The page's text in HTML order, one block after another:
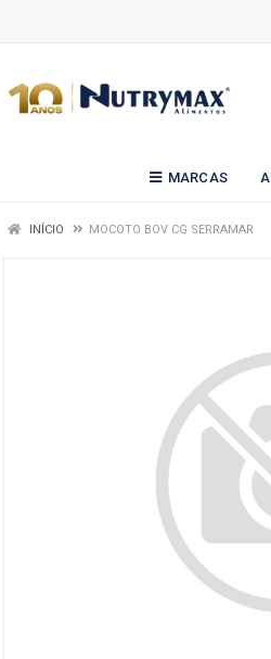
MARCAS
INÍCIO MOCOTO BOV CG SERRAMAR